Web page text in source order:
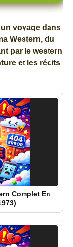
voyage dans
Western, du
par le western
et les récits
Complet En